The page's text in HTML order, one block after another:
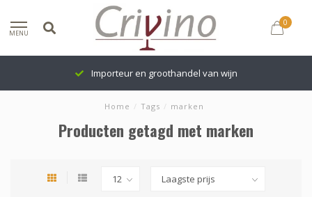
MENU
0
Importeur en groothandel van wijn
Home / Tags / marken
Producten getagd met marken